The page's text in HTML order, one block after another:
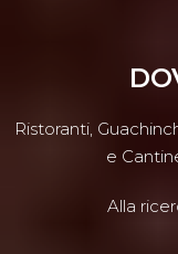
Ristoranti,
e
Alla